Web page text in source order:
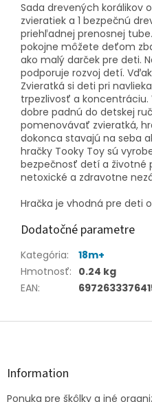
Sada drevených korálikov
zvieratiek a 1 bezpečnú
priehľadnej prenosnej
pokojne môžete deťom
ako malý darček pre deti.
podporuje rozvoj detí.
Zvieratká si deti pri
trpezlivosť a koncentráciu.
dobre padnú do detskej
pomenovávať zvieratká,
dokonca stavajú na seba
hračky Tooky Toy sú
bezpečnosť detí a životné
netoxické a zdravotne
Hračka je vhodná pre deti
Dodatočné parametre
Kategória:
18m+
Hmotnosť: 0.24 kg
EAN:
Z
Information
Ponuka pre škôlky a iné